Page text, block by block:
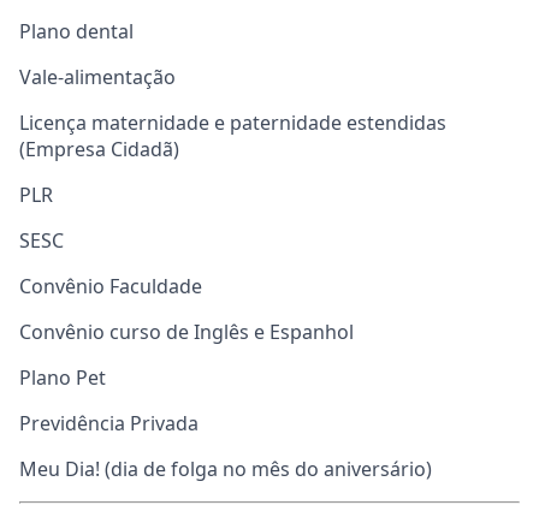
Plano dental
Vale-alimentação
Licença maternidade e paternidade estendidas
(Empresa Cidadã)
PLR
SESC
Convênio Faculdade
Convênio curso de Inglês e Espanhol
Plano Pet
Previdência Privada
Meu Dia! (dia de folga no mês do aniversário)